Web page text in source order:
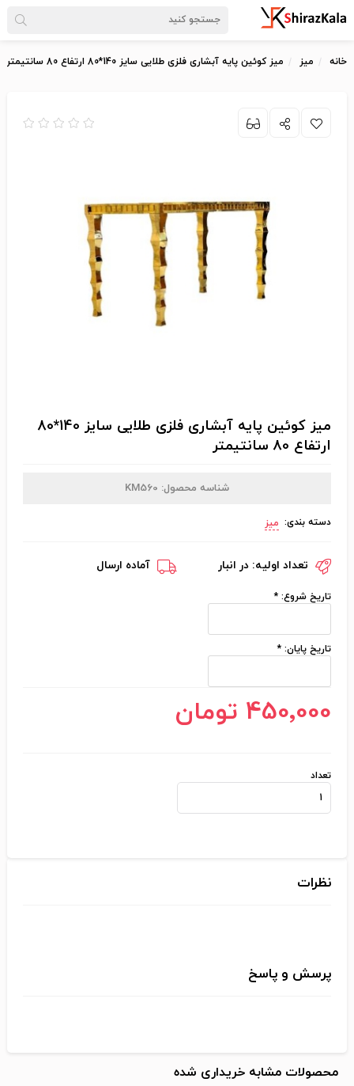
خانه میز میز کوئین پایه آبشاری فلزی طلایی سایز 140*80 ارتفاع 80 سانتیمتر
میز کوئین پایه آبشاری فلزی طلایی سایز 140*80
ارتفاع 80 سانتیمتر
شناسه محصول: KM560
دسته بندی: میز
تعداد اولیه: در انبار آماده ارسال
تاریخ شروع: *
تاریخ پایان: *
450٬000 تومان
تعداد
نظرات
پرسش و پاسخ
محصولات مشابه خریداری شده